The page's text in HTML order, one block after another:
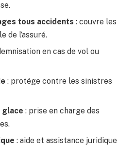
tous accidents : couvre les
de l’assuré.
en cas de vol ou
: protége contre les sinistres
glace : prise en charge des
: aide et assistance juridique